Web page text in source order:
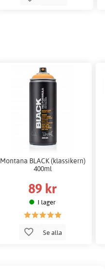
Montana BLACK (klassikern)
400ml
89 kr
I lager
Se alla